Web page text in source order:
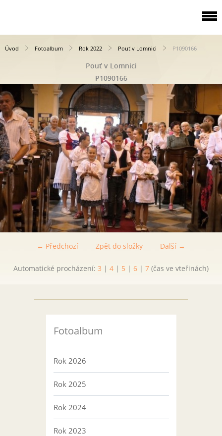
Úvod Fotoalbum Rok 2022 Pouť v Lomnici P1090166
Pouť v Lomnici
P1090166
← Předchozí Další →
Zpět do složky
Automatické procházení: 3 | 4 | 5 | 6 | 7 (čas ve vteřinách)
Fotoalbum
Rok 2026
Rok 2025
Rok 2024
Rok 2023